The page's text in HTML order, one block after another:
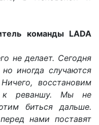
команды LADA
не делает. Сегодня
иногда случаются
восстановим
к реваншу. Мы не
биться дальше.
нами поставят